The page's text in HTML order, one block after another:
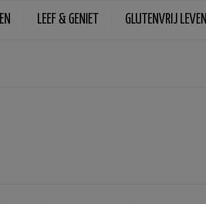
LEEF & GENIET GLUTENVRIJ LEVEN